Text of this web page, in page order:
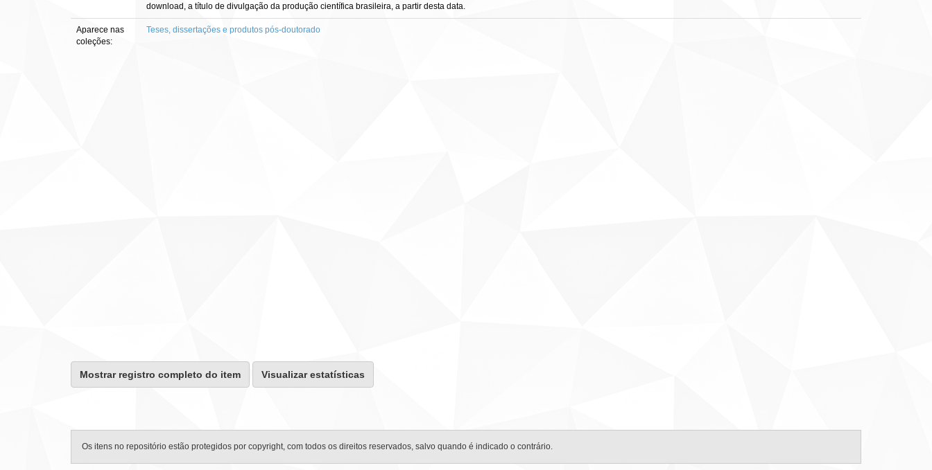
download, a título de divulgação da produção científica brasileira, a partir desta data.
Aparece nas
coleções:
Teses, dissertações e produtos pós-doutorado
Mostrar registro completo do item Visualizar estatísticas
Os itens no repositório estão protegidos por copyright, com todos os direitos reservados, salvo quando é indicado o contrário.